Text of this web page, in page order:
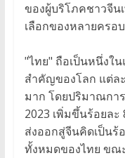
ของผู้บริโภคชาวจีน
เลือกของหลายครอ
"ไทย" ถือเป็นหนึ่งใ
สำคัญของโลก แต่ล
มาก โดยปริมาณกา
2023 เพิ่มขึ้นร้อยละ
ส่งออกสู่จีนคิดเป็นร้
ทั้งหมดของไทย ขณ